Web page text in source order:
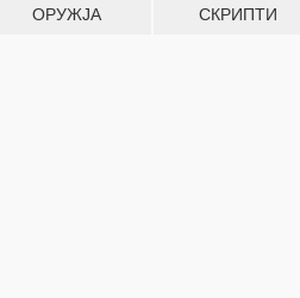
ОРУЖЈА СКРИПТИ